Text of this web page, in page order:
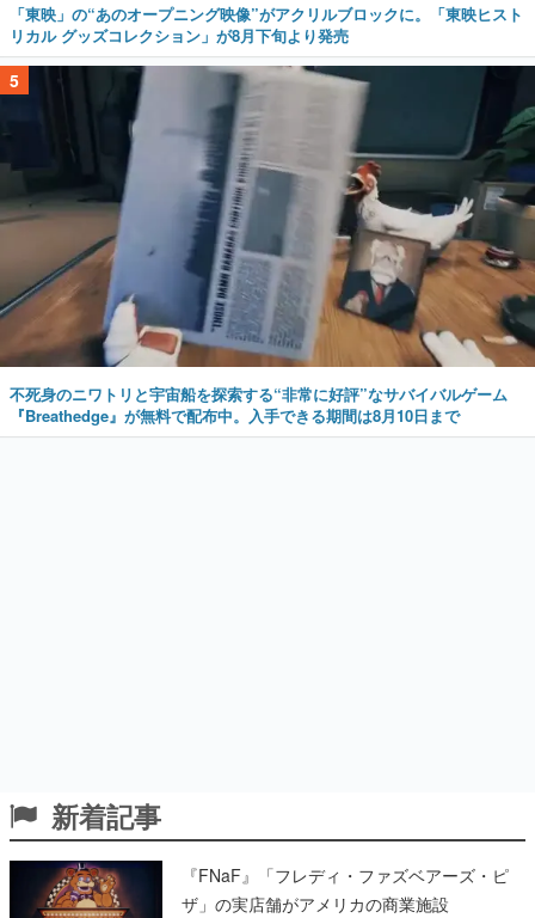
「東映」の“あのオープニング映像”がアクリルブロックに。「東映ヒスト
リカル グッズコレクション」が8月下旬より発売
5
不死身のニワトリと宇宙船を探索する“非常に好評”なサバイバルゲーム
『Breathedge』が無料で配布中。入手できる期間は8月10日まで
新着記事
『FNaF』「フレディ・ファズベアーズ・ピ
ザ」の実店舗がアメリカの商業施設